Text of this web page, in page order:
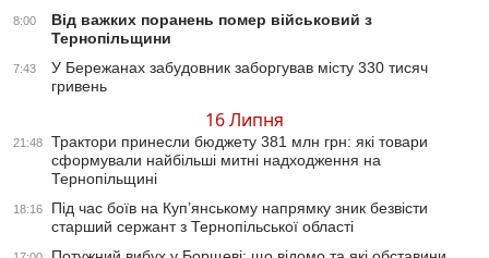
8:00
Від важких поранень помер військовий з
Тернопільщини
7:43
У Бережанах забудовник заборгував місту 330 тисяч
гривень
16 Липня
21:48
Трактори принесли бюджету 381 млн грн: які товари
сформували найбільші митні надходження на
Тернопільщині
18:16
Під час боїв на Куп’янському напрямку зник безвісти
старший сержант з Тернопільської області